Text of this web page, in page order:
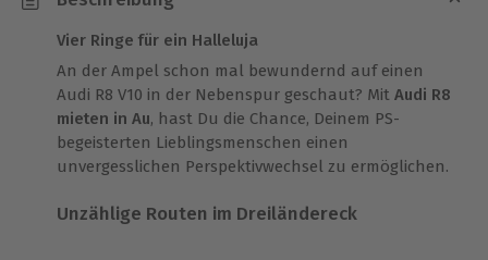
Vier Ringe für ein Halleluja
An der Ampel schon mal bewundernd auf einen
Audi R8 V10 in der Nebenspur geschaut? Mit Audi R8
mieten in Au, hast Du die Chance, Deinem PS-
begeisterten Lieblingsmenschen einen
unvergesslichen Perspektivwechsel zu ermöglichen.
Unzählige Routen im Dreiländereck